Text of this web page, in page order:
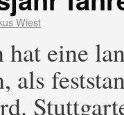
Wiest
eine
als